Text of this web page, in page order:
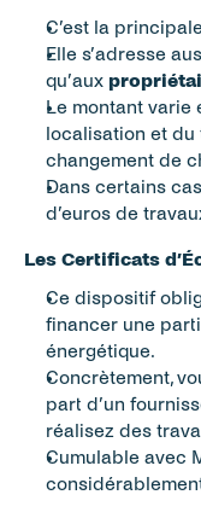
C’est la
Elle s’adresse
qu’aux
Le montant varie
localisation et du
changement de
Dans certains
d’euros de
Les Certificats
Ce dispositif
financer une
énergétique.
Concrètement,
part d’un
réalisez des
Cumulable avec